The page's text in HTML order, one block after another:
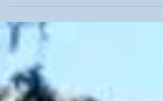
изпълнение на инженеринг (проектиране,
строителство и авторски надзор) за обект
5, кв. Простор, гр....